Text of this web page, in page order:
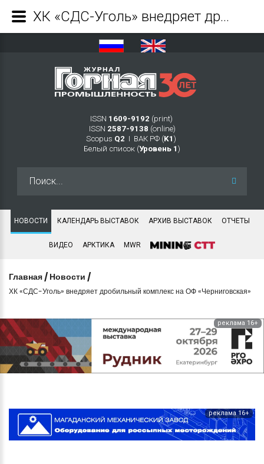
ISSN 1609-9192 (print)
ISSN 2587-9138 (online)
Scopus Q2 Ι ВАК РФ (K1 )
Белый список (Уровень 1 )
НОВОСТИ КАЛЕНДАРЬ ВЫСТАВОК АРХИВ ВЫСТАВОК ОТЧЕТЫ
ВИДЕО АРКТИКА MWR
Главная / Новости /
ХК «СДС-Уголь» внедряет дробильный комплекс на ОФ «Черниговская»
реклама 16+
реклама 16+
ХК «СДС-Уголь» внедряет дробильный комплекс на ОФ «Черниговская» - Журнал Горная промышленность